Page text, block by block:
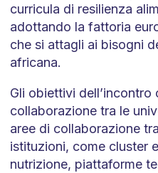
curricula di resilienza
adottando la fattoria
che si attagli ai bisogni
africana.
Gli obiettivi
collaborazione tra le
aree di collaborazione
istituzioni, come cluster
nutrizione, piattaforme